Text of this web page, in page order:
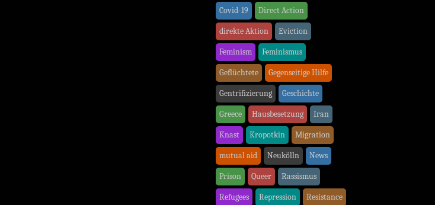
Covid-19 Direct Action
direkte Aktion Eviction
Feminism Feminismus
Geflüchtete Gegenseitige Hilfe
Gentrifizierung Geschichte
Greece Hausbesetzung Iran
Knast Kropotkin Migration
mutual aid Neukölln News
Prison Queer Rassismus
Refugees Repression Resistance